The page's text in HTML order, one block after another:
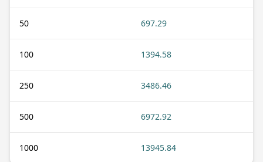
50 697.29
100 1394.58
250 3486.46
500 6972.92
1000 13945.84